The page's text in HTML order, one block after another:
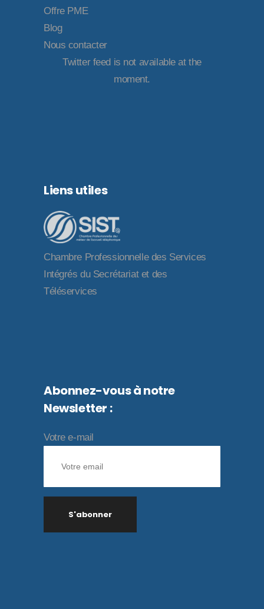
Offre PME
Blog
Nous contacter
Twitter feed is not available at the
moment.
Liens utiles
Chambre Professionnelle des Services
Intégrés du Secrétariat et des
Téléservices
Abonnez-vous à notre
Newsletter :
Votre e-mail